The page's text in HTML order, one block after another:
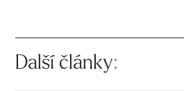
Další články: